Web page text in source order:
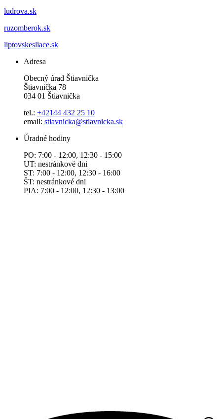
ludrova.sk
ruzomberok.sk
liptovskesliace.sk
Adresa
Obecný úrad Štiavnička
Štiavnička 78
034 01 Štiavnička
tel.: +42144 432 25 10
email: stiavnicka@stiavnicka.sk
Úradné hodiny
PO: 7:00 - 12:00, 12:30 - 15:00
UT: nestránkové dni
ST: 7:00 - 12:00, 12:30 - 16:00
ŠT: nestránkové dni
PIA: 7:00 - 12:00, 12:30 - 13:00